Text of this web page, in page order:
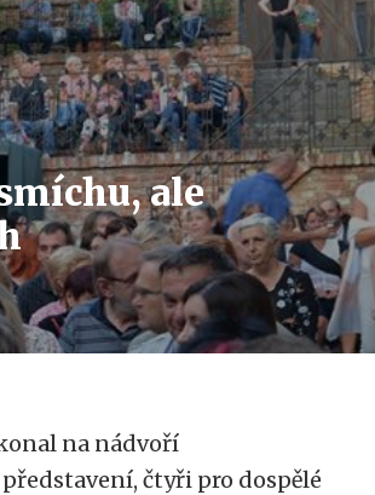
ale
na nádvoří
čtyři pro dospělé